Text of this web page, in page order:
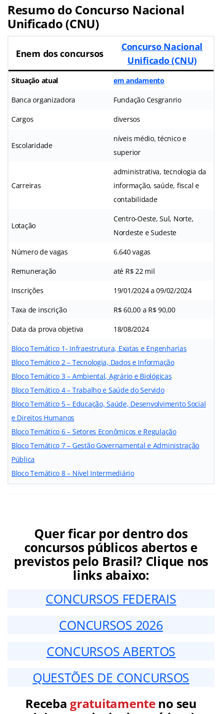
Resumo do Concurso Nacional
Unificado (CNU)
Enem dos concursos
Concurso Nacional
Unificado (CNU)
Situação atual em andamento
Banca organizadora Fundação Cesgranrio
Cargos diversos
Escolaridade
níveis médio, técnico e
superior
Carreiras
administrativa, tecnologia da
informação, saúde, fiscal e
contabilidade
Lotação
Centro-Oeste, Sul, Norte,
Nordeste e Sudeste
Número de vagas 6.640 vagas
Remuneração até R$ 22 mil
Inscrições 19/01/2024 a 09/02/2024
Taxa de inscrição R$ 60,00 a R$ 90,00
Data da prova objetiva 18/08/2024
Bloco Temático 1- Infraestrutura, Exatas e Engenharias
Bloco Temático 2 – Tecnologia, Dados e Informação
Bloco Temático 3 – Ambiental, Agrário e Biológicas
Bloco Temático 4 – Trabalho e Saúde do Servido
Bloco Temático 5 – Educação, Saúde, Desenvolvimento Social
e Direitos Humanos
Bloco Temático 6 – Setores Econômicos e Regulação
Bloco Temático 7 – Gestão Governamental e Administração
Pública
Bloco Temático 8 – Nível Intermediário
Quer ficar por dentro dos
concursos públicos abertos e
previstos pelo Brasil? Clique nos
links abaixo:
CONCURSOS FEDERAIS
CONCURSOS 2026
CONCURSOS ABERTOS
QUESTÕES DE CONCURSOS
Receba gratuitamenteno seu